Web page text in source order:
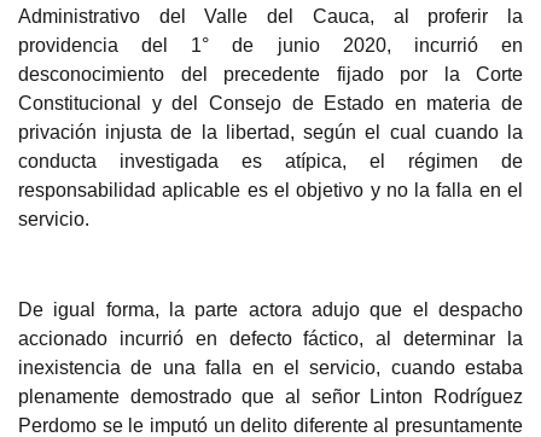
Administrativo del Valle del Cauca, al proferir la
providencia del 1° de junio 2020, incurrió en
desconocimiento del precedente fijado por la Corte
Constitucional y del Consejo de Estado en materia de
privación injusta de la libertad, según el cual cuando la
conducta investigada es atípica, el régimen de
responsabilidad aplicable es el objetivo y no la falla en el
servicio.
De igua l forma, la parte actora adujo que el despacho
accionado incurrió en defecto fáctico, al determinar la
inexistencia de una falla en el servicio, cuando estaba
plenamente demostrado que al señor Linton Rodríguez
Perdomo se le imputó un delito diferente al presuntamente